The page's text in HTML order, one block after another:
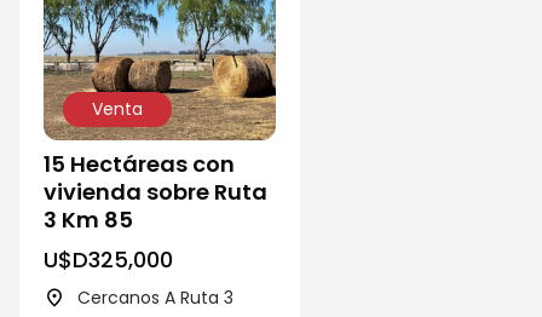
Venta
15 Hectáreas con
vivienda sobre Ruta
3 Km 85
U$D325,000
Cercanos A Ruta 3